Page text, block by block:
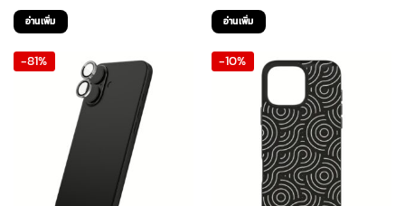
price
was:
1,490 ฿.1,341 ฿.
อ่านเพิ่ม
price
was:
1,490 ฿.1,341 ฿.
อ่านเพิ่ม
-81% -10%